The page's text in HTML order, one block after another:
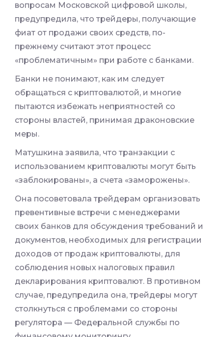
вопросам Московской цифровой школы,
предупредила, что трейдеры, получающие
фиат от продажи своих средств, по-
прежнему считают этот процесс
«проблематичным» при работе с банками.
Банки не понимают, как им следует
обращаться с криптовалютой, и многие
пытаются избежать неприятностей со
стороны властей, принимая драконовские
меры.
Матушкина заявила, что транзакции с
использованием криптовалюты могут быть
«заблокированы», а счета «заморожены».
Она посоветовала трейдерам организовать
превентивные встречи с менеджерами
своих банков для обсуждения требований и
документов, необходимых для регистрации
доходов от продаж криптовалюты, для
соблюдения новых налоговых правил
декларирования криптовалют. В противном
случае, предупредила она, трейдеры могут
столкнуться с проблемами со стороны
регулятора — Федеральной службы по